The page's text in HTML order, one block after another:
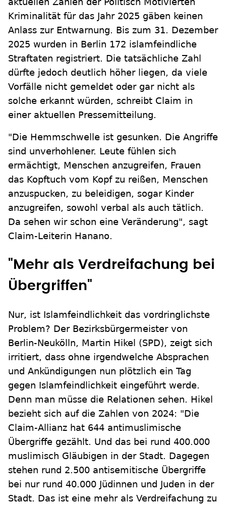
Kriminalität für das Jahr 2025 gäben keinen
Anlass zur Entwarnung. Bis zum 31. Dezember
2025 wurden in Berlin 172 islamfeindliche
Straftaten registriert. Die tatsächliche Zahl
dürfte jedoch deutlich höher liegen, da viele
Vorfälle nicht gemeldet oder gar nicht als
solche erkannt würden, schreibt Claim in
einer aktuellen Pressemitteilung.
"Die Hemmschwelle ist gesunken. Die Angriffe
sind unverhohlener. Leute fühlen sich
ermächtigt, Menschen anzugreifen, Frauen
das Kopftuch vom Kopf zu reißen, Menschen
anzuspucken, zu beleidigen, sogar Kinder
anzugreifen, sowohl verbal als auch tätlich.
Da sehen wir schon eine Veränderung", sagt
Claim-Leiterin Hanano.
"Mehr als Verdreifachung bei
Übergriffen"
Nur, ist Islamfeindlichkeit das vordringlichste
Problem? Der Bezirksbürgermeister von
Berlin-Neukölln, Martin Hikel (SPD), zeigt sich
irritiert, dass ohne irgendwelche Absprachen
und Ankündigungen nun plötzlich ein Tag
gegen Islamfeindlichkeit eingeführt werde.
Denn man müsse die Relationen sehen. Hikel
bezieht sich auf die Zahlen von 2024: "Die
Claim-Allianz hat 644 antimuslimische
Übergriffe gezählt. Und das bei rund 400.000
muslimisch Gläubigen in der Stadt. Dagegen
stehen rund 2.500 antisemitische Übergriffe
bei nur rund 40.000 Jüdinnen und Juden in der
Stadt. Das ist eine mehr als Verdreifachung zu